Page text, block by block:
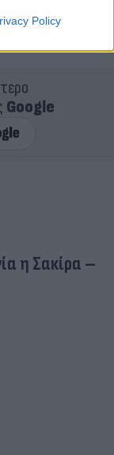
Policy
τον
Google
η Σακίρα –